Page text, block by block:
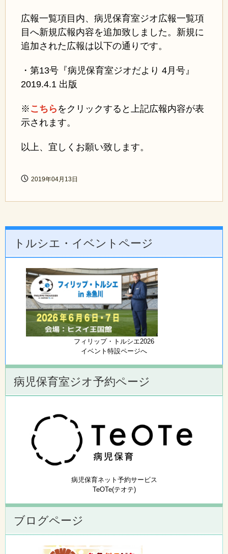
広報一覧項目内、病児保育室ジオ広報一覧項
目へ新規広報内容を追加致しました。新規に
追加された広報は以下の通りです。
・第13号『病児保育室ジオだより 4月号』
2019.4.1 出版
※ こちら をクリックすると上記広報内容が表
示されます。
以上、宜しくお願い致します。
2019年04月13日
トルシエ・イベントページ
フィリップ・トルシエ2026
イベント特設ページへ
病児保育室ジオ予約ページ
病児保育ネット予約サービス
TeOTe(テオテ)
ブログページ